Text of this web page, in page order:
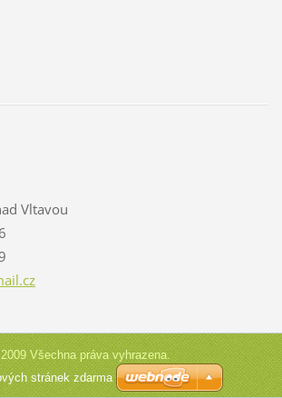
Vltavou
ail.cz
Všechna práva vyhrazena.
stránek zdarma